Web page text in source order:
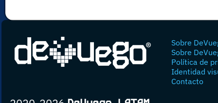
Sobre
Sobre
Política de
Identidad
Contacto